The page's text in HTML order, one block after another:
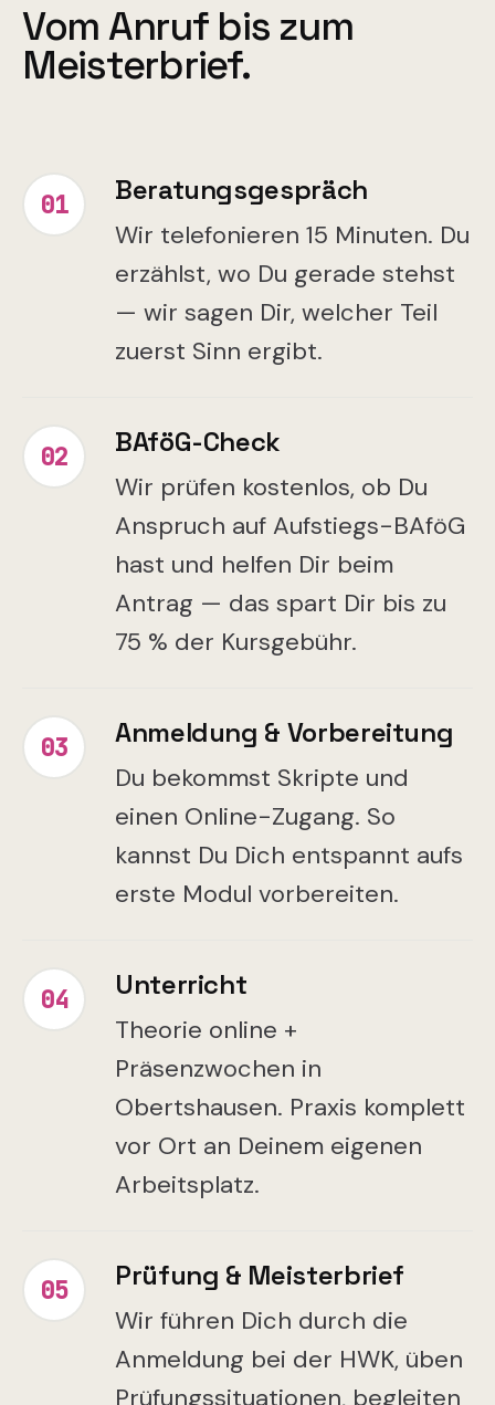
Vom Anruf bis zum
Meisterbrief.
01 Beratungsgespräch
Wir telefonieren 15 Minuten. Du
erzählst, wo Du gerade stehst
— wir sagen Dir, welcher Teil
zuerst Sinn ergibt.
02 BAföG-Check
Wir prüfen kostenlos, ob Du
Anspruch auf Aufstiegs-BAföG
hast und helfen Dir beim
Antrag — das spart Dir bis zu
75 % der Kursgebühr.
03 Anmeldung & Vorbereitung
Du bekommst Skripte und
einen Online-Zugang. So
kannst Du Dich entspannt aufs
erste Modul vorbereiten.
04 Unterricht
Theorie online +
Präsenzwochen in
Obertshausen. Praxis komplett
vor Ort an Deinem eigenen
Arbeitsplatz.
05 Prüfung & Meisterbrief
Wir führen Dich durch die
Anmeldung bei der HWK, üben
Prüfungssituationen, begleiten